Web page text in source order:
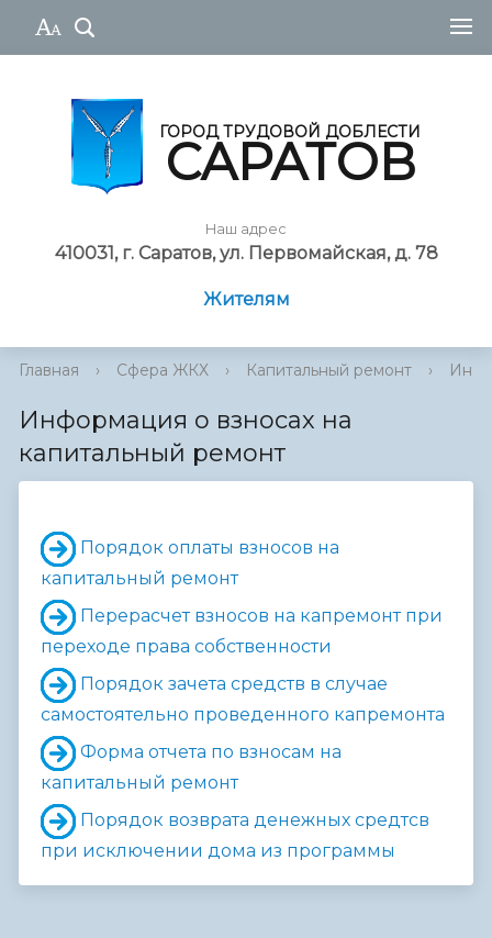
ГОРОД ТРУДОВОЙ ДОБЛЕСТИ
САРАТОВ
Наш адрес
410031, г. Саратов, ул. Первомайская, д. 78
Жителям
Главная › Сфера ЖКХ › Капитальный ремонт ›
Информация о взносах на
капитальный ремонт
Порядок оплаты взносов на
капитальный ремонт
Перерасчет взносов на капремонт при
переходе права собственности
Порядок зачета средств в случае
самостоятельно проведенного капремонта
Форма отчета по взносам на
капитальный ремонт
Порядок возврата денежных средтсв
при исключении дома из программы